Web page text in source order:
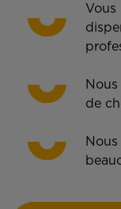
Vous
de